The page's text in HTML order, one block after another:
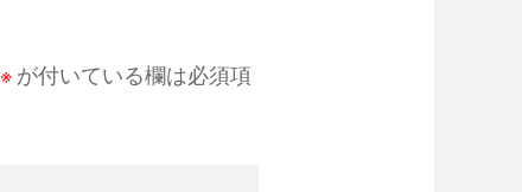
※ が付いている欄は必須項